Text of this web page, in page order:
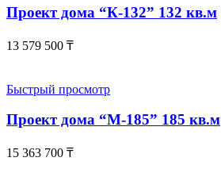
Проект дома “К-132” 132 кв.м
13 579 500 ₸
Быстрый просмотр
Проект дома “М-185” 185 кв.м
15 363 700 ₸